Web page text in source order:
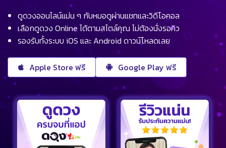
ดูดวงออนไลน์แม่น ๆ กับหมอดูผ่านแชทและวิดีโอคอล
เลือกดูดวง Online ได้ตามสไตล์คุณ ไม่ต้องนั่งรอคิว
รองรับทั้งระบบ iOS และ Android ดาวน์โหลดเลย
Apple Store ฟรี Google Play ฟรี